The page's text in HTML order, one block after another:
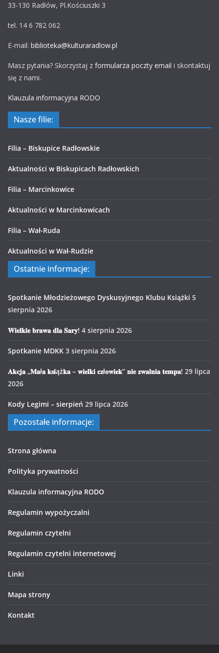
33-130 Radłów, Pl.Kościuszki 3
tel. 14 6 782 062
E-mail: biblioteka@kulturaradlow.pl
Masz pytania? Skorzystaj z formularza poczty email i skontaktuj
się z nami.
Klauzula informacyjna RODO
Nasze filie:
Filia – Biskupice Radłowskie
Aktualności w Biskupicach Radłowskich
Filia – Marcinkowice
Aktualności w Marcinkowicach
Filia – Wał-Ruda
Aktualności w Wał-Rudzie
Ostatnie informacje:
Spotkanie Młodzieżowego Dyskusyjnego Klubu Książki 5
sierpnia 2026
𝐖𝐢𝐞𝐥𝐤𝐢𝐞 𝐛𝐫𝐚𝐰𝐚 𝐝𝐥𝐚 𝐒𝐚𝐫𝐲! 4 sierpnia 2026
Spotkanie MDKK 3 sierpnia 2026
𝐀𝐤𝐜𝐣𝐚 „𝐌𝐚ł𝐚 𝐤𝐬𝐢ąż𝐤𝐚 – 𝐰𝐢𝐞𝐥𝐤𝐢 𝐜𝐳ł𝐨𝐰𝐢𝐞𝐤” 𝐧𝐢𝐞 𝐳𝐰𝐚𝐥𝐧𝐢𝐚 𝐭𝐞𝐦𝐩𝐚! 29 lipca
2026
Kody Legimi – sierpień 29 lipca 2026
Pozostałe informacje:
Strona główna
Polityka prywatności
Klauzula informacyjna RODO
Regulamin wypożyczalni
Regulamin czytelni
Regulamin czytelni internetowej
Linki
Mapa strony
Kontakt